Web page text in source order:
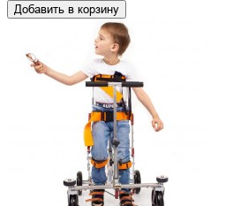
Добавить в корзину